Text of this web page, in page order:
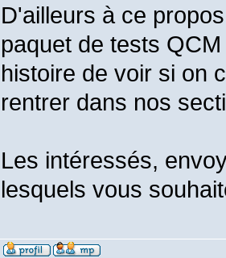
D'ailleurs à ce
paquet de tests
histoire de voir si on
rentrer dans nos
Les intéressés,
lesquels vous